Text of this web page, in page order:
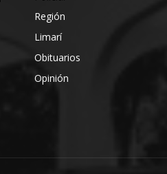
Región
Limarí
Obituarios
Opinión